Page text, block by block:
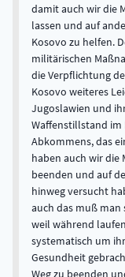
damit auch wir die
lassen und auf
Kosovo zu helfen.
militärischen
die Verpflichtung
Kosovo weiteres
Jugoslawien und
Waffenstillstand im
Abkommens, das
haben auch wir die
beenden und auf
hinweg versucht
auch das muß
weil während
systematisch um
Gesundheit
Weg zu beenden